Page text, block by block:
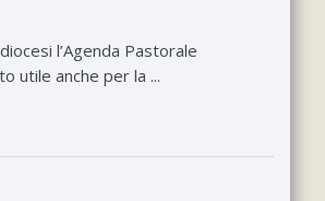
l’Agenda Pastorale
utile anche per la ...